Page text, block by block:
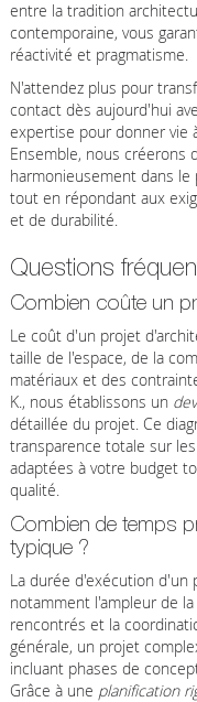
entre la tradition
contemporaine, vous
réactivité et pragmatisme.
N'attendez plus pour
contact dès aujourd'hui
expertise pour donner vie
Ensemble, nous créerons
harmonieusement dans le
tout en répondant aux
et de durabilité.
Questions
Combien coûte un
Le coût d'un projet
taille de l'espace, de la
matériaux et des
K., nous établissons un
détaillée du projet. Ce
transparence totale sur
adaptées à votre budget
qualité.
Combien de temps
typique ?
La durée d'exécution
notamment l'ampleur de
rencontrés et la
générale, un projet
incluant phases de
Grâce à une planification